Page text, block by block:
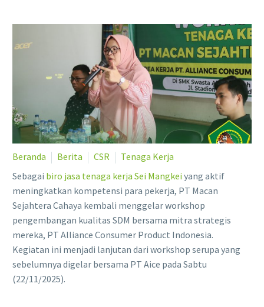
Beranda Berita CSR
Tenaga Kerja
Sebagai biro jasa tenaga kerja Sei Mangkei yang aktif
meningkatkan kompetensi para pekerja, PT Macan
Sejahtera Cahaya kembali menggelar workshop
pengembangan kualitas SDM bersama mitra strategis
mereka, PT Alliance Consumer Product Indonesia.
Kegiatan ini menjadi lanjutan dari workshop serupa yang
sebelumnya digelar bersama PT Aice pada Sabtu
(22/11/2025).